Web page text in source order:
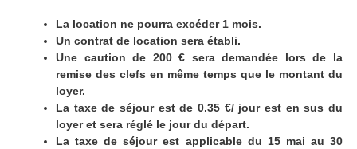
La location ne pourra excéder 1 mois.
Un contrat de location sera établi.
Une caution de 200 € sera demandée lors de la
remise des clefs en même temps que le montant du
loyer.
La taxe de séjour est de 0.35 €/ jour est en sus du
loyer et sera réglé le jour du départ.
La taxe de séjour est applicable du 15 mai au 30